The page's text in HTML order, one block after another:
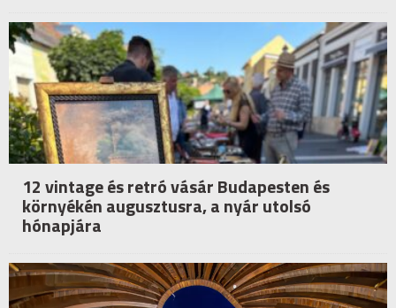
12 vintage és retró vásár Budapesten és
környékén augusztusra, a nyár utolsó
hónapjára